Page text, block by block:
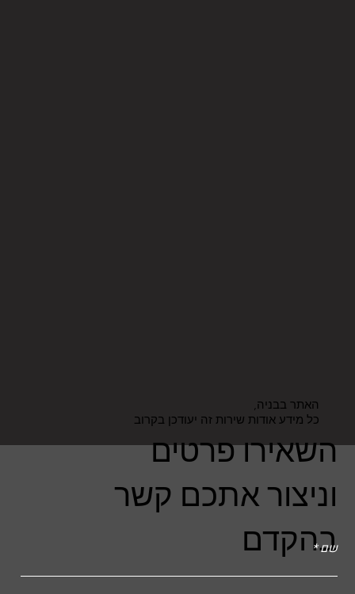
האתר בבניה,
כל מידע אודות שירות זה יעודכן בקרוב
השאירו פרטים
וניצור אתכם קשר
בהקדם
שם